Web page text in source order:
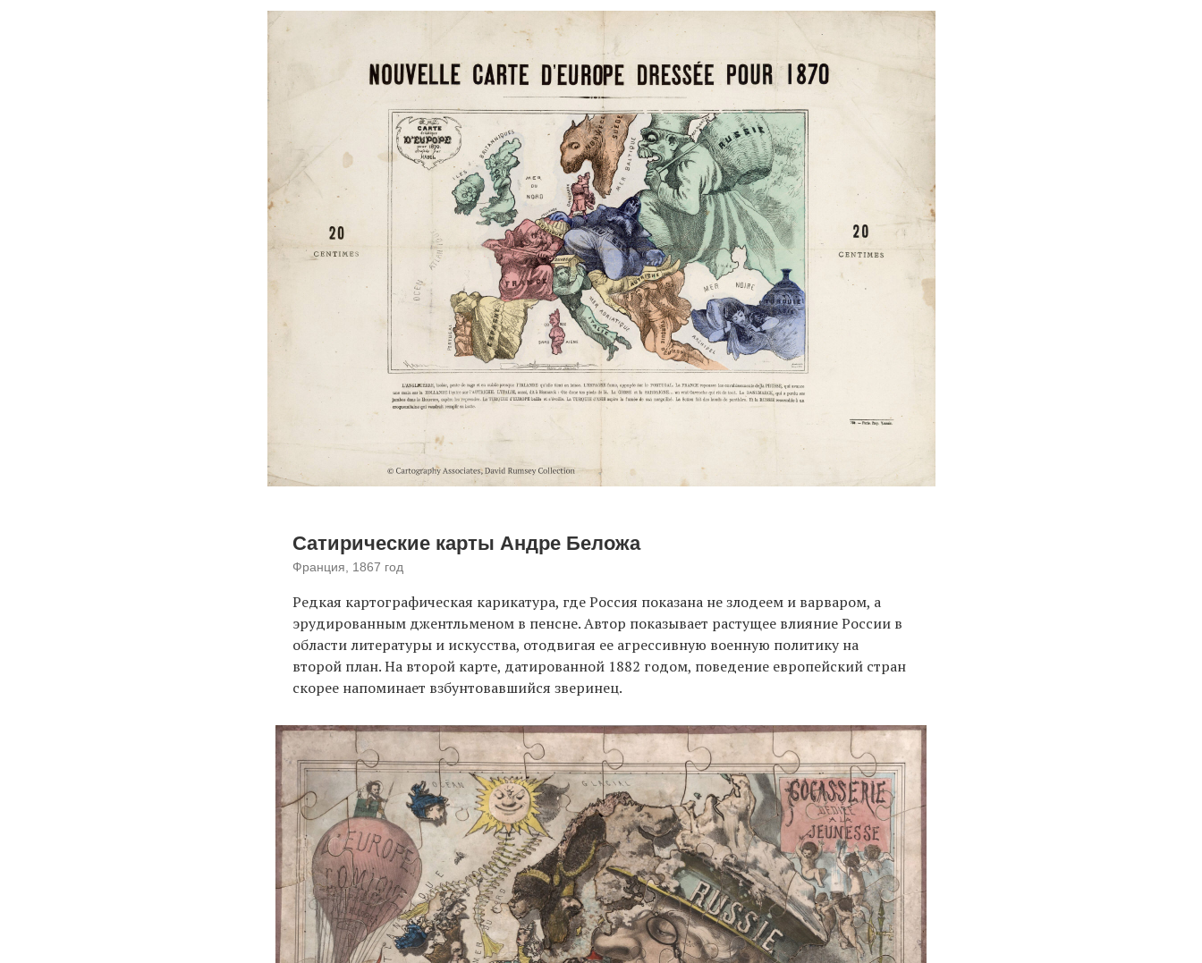
Сатирические карты Андре Беложа
Франция, 1867 год
Редкая картографическая карикатура, где Россия показана не злодеем и варваром, а
эрудированным джентльменом в пенсне. Автор показывает растущее влияние России в
области литературы и искусства, отодвигая ее агрессивную военную политику на
второй план. На второй карте, датированной 1882 годом, поведение европейский стран
скорее напоминает взбунтовавшийся зверинец.